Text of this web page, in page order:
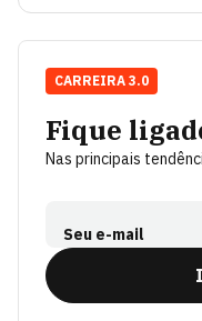
Fique
Nas principais
Seu e-mail
CARREIRA 3.0